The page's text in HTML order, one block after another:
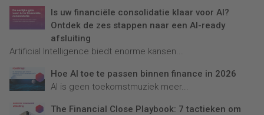
Is uw financiële consolidatie klaar voor AI?
Ontdek de zes stappen naar een AI-ready
afsluiting
Artificial Intelligence biedt enorme kansen...
Hoe AI toe te passen binnen finance in 2026
AI is geen toekomstmuziek meer...
The Financial Close Playbook: 7 tactieken om